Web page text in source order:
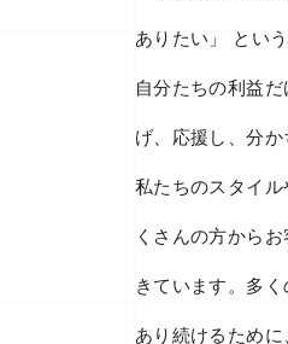
ありたい」 とい
自分たちの利益
げ、応援し、分か
私たちのスタイ
くさんの方から
きています。多
あり続けるために